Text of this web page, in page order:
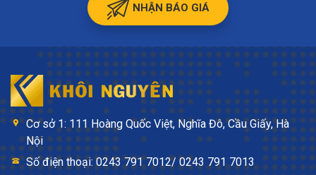
NHẬN BÁO GIÁ
Cơ sở 1: 111 Hoàng Quốc Việt, Nghĩa Đô, Cầu Giấy, Hà
Nội
Số điện thoại: 0243 791 7012/ 0243 791 7013